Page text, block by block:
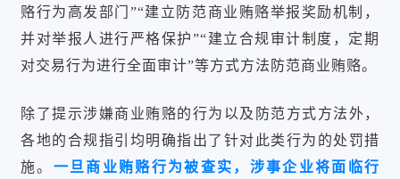
赂行为高发部门”“建立防范商业贿赂举报奖励机制，
并对举报人进行严格保护”“建立合规审计制度，定期
对交易行为进行全面审计”等方式方法防范商业贿赂。
除了提示涉嫌商业贿赂的行为以及防范方式方法外，
各地的合规指引均明确指出了针对此类行为的处罚措
施。 一旦商业贿赂行为被查实，涉事企业将面临行